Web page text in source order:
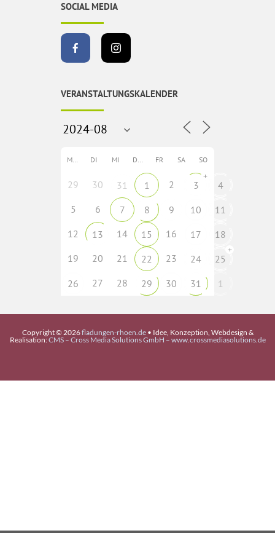
SOCIAL MEDIA
VERANSTALTUNGSKALENDER
MO DI MI DO FR SA SO
29 30 31 1 2 3
+
4
5
6 7 8 9 10
11
12
13 14 15 16 17
18
19
20 21 22 23 24 25
+
26 27 28 29 30 31 1
Copyright © 2026fladungen-rhoen.de• Idee, Konzeption, Webdesign &
Realisation:CMS – Cross Media Solutions GmbH – www.crossmediasolutions.de